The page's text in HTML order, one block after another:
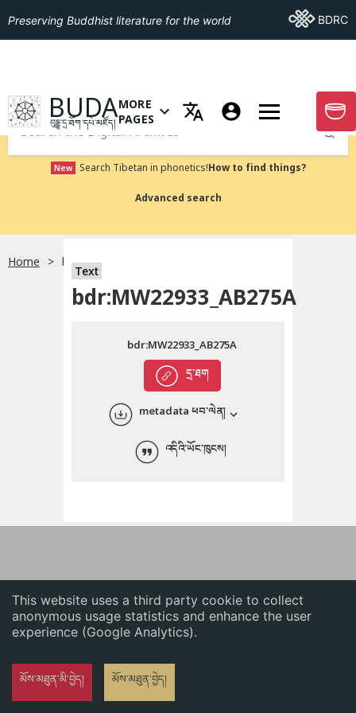
This website uses a third party cookie to collect
anonymous usage statistics and enhance the user
experience (Google Analytics).
མོས་མཐུན་མི་བྱེད། མོས་མཐུན་བྱེད།
English
ភាសាខ្មែរ
Preserving Buddhist literature for the world Go ToBDRC
GO TO HOMEPAGE
BUDA
བུདྡྷ་དྲ་ཐོག་དཔེ་མཛོད།
OPEN MENU OF MORE PAGES
MORE
PAGES
GO
Submit
New Search Tibetan in phonetics!How to find things?
Advanced search
Home bdr:MW22933_AB275A
Text
bdr:MW22933_AB275A
དྲ་ཐག
bdr:MW22933_AB275A
metadata ཕབ་ལེན།
འདིའི་ཡོང་ཁུངས།